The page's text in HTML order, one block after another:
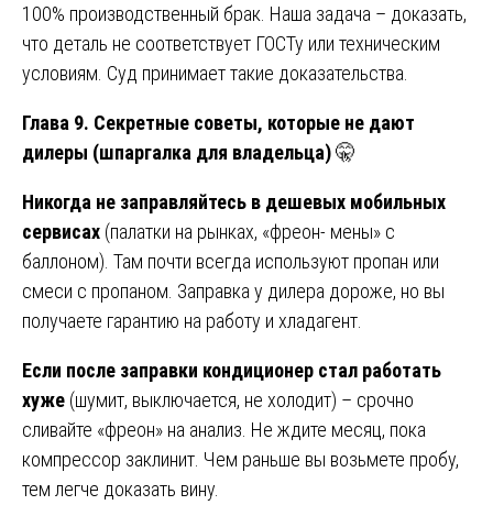
100% производственный брак. Наша задача – доказать,
что деталь не соответствует ГОСТу или техническим
условиям. Суд принимает такие доказательства.
Глава 9. Секретные советы, которые не дают
дилеры (шпаргалка для владельца)🤫
Никогда не заправляйтесь в дешевых мобильных
сервисах (палатки на рынках, «фреон- мены» с
баллоном). Там почти всегда используют пропан или
смеси с пропаном. Заправка у дилера дороже, но вы
получаете гарантию на работу и хладагент.
Если после заправки кондиционер стал работать
хуже (шумит, выключается, не холодит) – срочно
сливайте «фреон» на анализ. Не ждите месяц, пока
компрессор заклинит. Чем раньше вы возьмете пробу,
тем легче доказать вину.